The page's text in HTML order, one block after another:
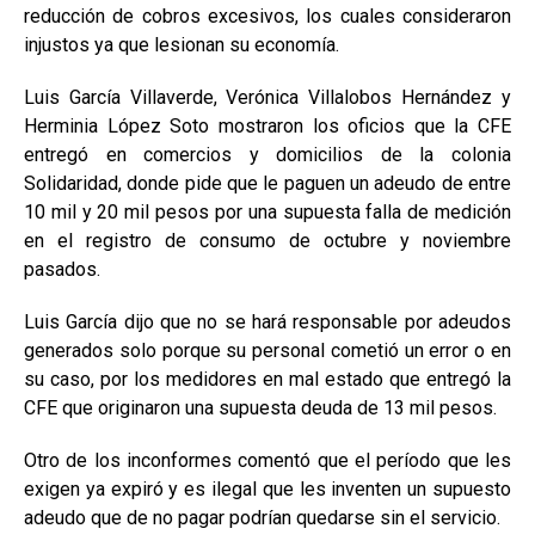
reducción de cobros excesivos, los cuales consideraron
injustos ya que lesionan su economía.
Luis García Villaverde, Verónica Villalobos Hernández y
Herminia López Soto mostraron los oficios que la CFE
entregó en comercios y domicilios de la colonia
Solidaridad, donde pide que le paguen un adeudo de entre
10 mil y 20 mil pesos por una supuesta falla de medición
en el registro de consumo de octubre y noviembre
pasados.
Luis García dijo que no se hará responsable por adeudos
generados solo porque su personal cometió un error o en
su caso, por los medidores en mal estado que entregó la
CFE que originaron una supuesta deuda de 13 mil pesos.
Otro de los inconformes comentó que el período que les
exigen ya expiró y es ilegal que les inventen un supuesto
adeudo que de no pagar podrían quedarse sin el servicio.